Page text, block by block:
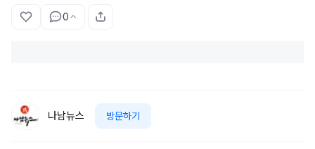
0
나남뉴스 방문하기